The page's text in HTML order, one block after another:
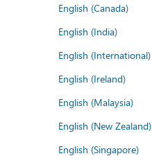
English (Canada)
English (India)
English (International)
English (Ireland)
English (Malaysia)
English (New Zealand)
English (Singapore)